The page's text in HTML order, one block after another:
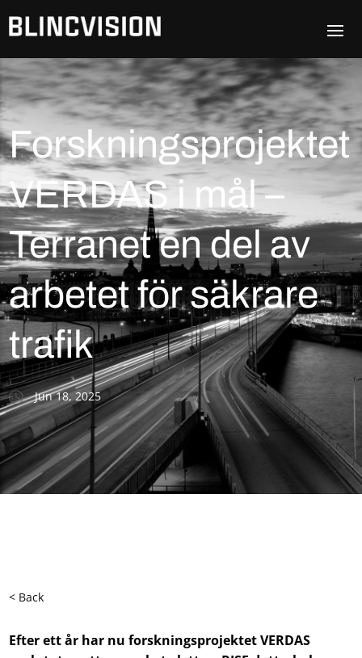
Forskningsprojektet
VERDAS i mål –
Terranet en del av
arbetet för säkrare
trafik
Jun 18, 2025
< Back
Efter ett år har nu forskningsprojektet VERDAS